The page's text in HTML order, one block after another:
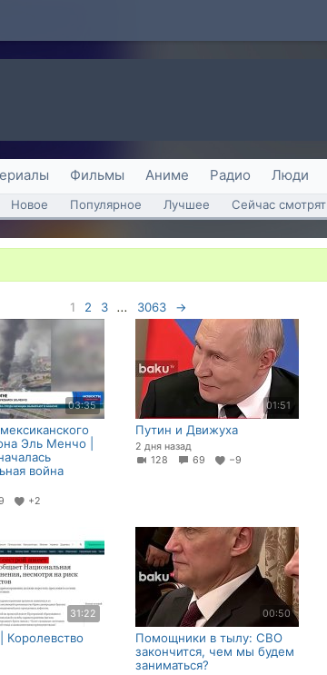
Фильмы Аниме Радио Люди
Новое Популярное Лучшее Сейчас смотрят
1 2 3 ... 3063 →
03:35
Эль Менчо |
война
+2
01:51
Путин и Движуха
2 дня назад
128
69 −9
31:22
Королевство
00:50
Помощники в тылу: СВО
закончится, чем мы будем
заниматься?